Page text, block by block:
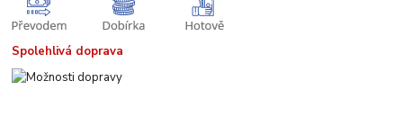
Spolehlivá doprava